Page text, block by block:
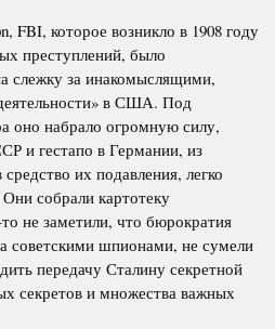
, FBI, которое возникло в 1908 году
преступлений, было
слежку за инакомыслящими,
в США. Под
оно набрало огромную силу,
и гестапо в Германии, из
их подавления, легко
Они собрали картотеку
не заметили, что бюрократия
советскими шпионами, не сумели
передачу Сталину секретной
секретов и множества важных